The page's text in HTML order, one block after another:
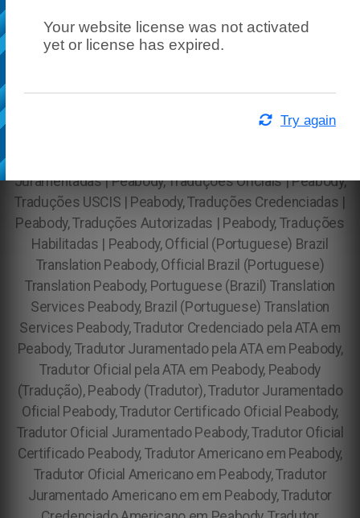
Your website license was not activated
yet or license has expired.
Try again